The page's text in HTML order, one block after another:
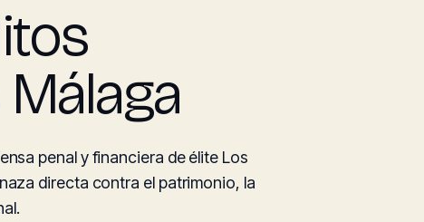
penal y financiera de élite Los
directa contra el patrimonio, la